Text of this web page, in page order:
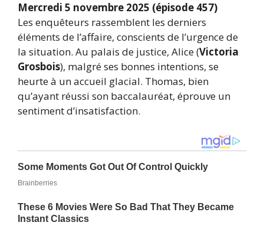
Mercredi 5 novembre 2025 (épisode 457)
Les enquêteurs rassemblent les derniers
éléments de l’affaire, conscients de l’urgence de
la situation. Au palais de justice, Alice (Victoria
Grosbois), malgré ses bonnes intentions, se
heurte à un accueil glacial. Thomas, bien
qu’ayant réussi son baccalauréat, éprouve un
sentiment d’insatisfaction.